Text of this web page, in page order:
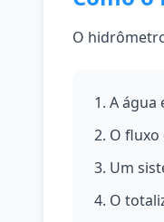
O
A água
O
Um
O